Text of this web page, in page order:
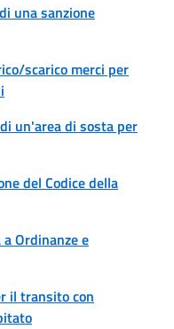
una sanzione
scarico merci per
un'area di sosta per
del Codice della
Ordinanze e
il transito con